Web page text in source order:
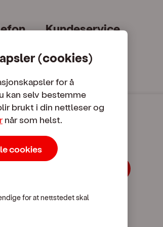
Kundeservice
SMS / MMS i utlandet
(cookies)
for å
kan selv bestemme
brukt i din nettleser og
når som helst.
cookies
for at nettstedet skal